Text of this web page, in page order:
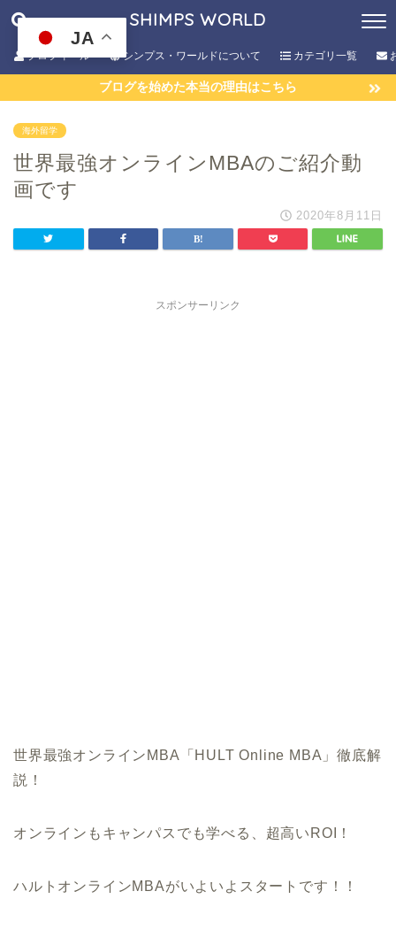
SHIMPS WORLD
プロフィール シンプス・ワールドについて カテゴリ一覧
ブログを始めた本当の理由はこちら
海外留学
世界最強オンラインMBAのご紹介動
画です
2020年8月11日
スポンサーリンク
世界最強オンラインMBA「HULT Online MBA」徹底解
説！
オンラインもキャンパスでも学べる、超高いROI！
ハルトオンラインMBAがいよいよスタートです！！
JA